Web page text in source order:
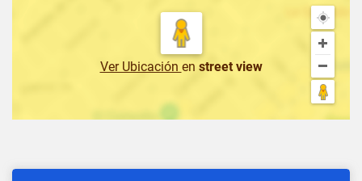
Ver Ubicación en street view